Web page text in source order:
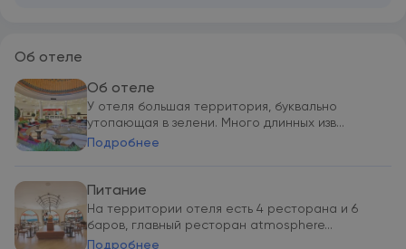
Об отеле
Об отеле
У отеля большая территория, буквально
утопающая в зелени. Много длинных изв...
Подробнее
Питание
На территории отеля есть 4 ресторана и 6
баров, главный ресторан atmosphere...
Подробнее